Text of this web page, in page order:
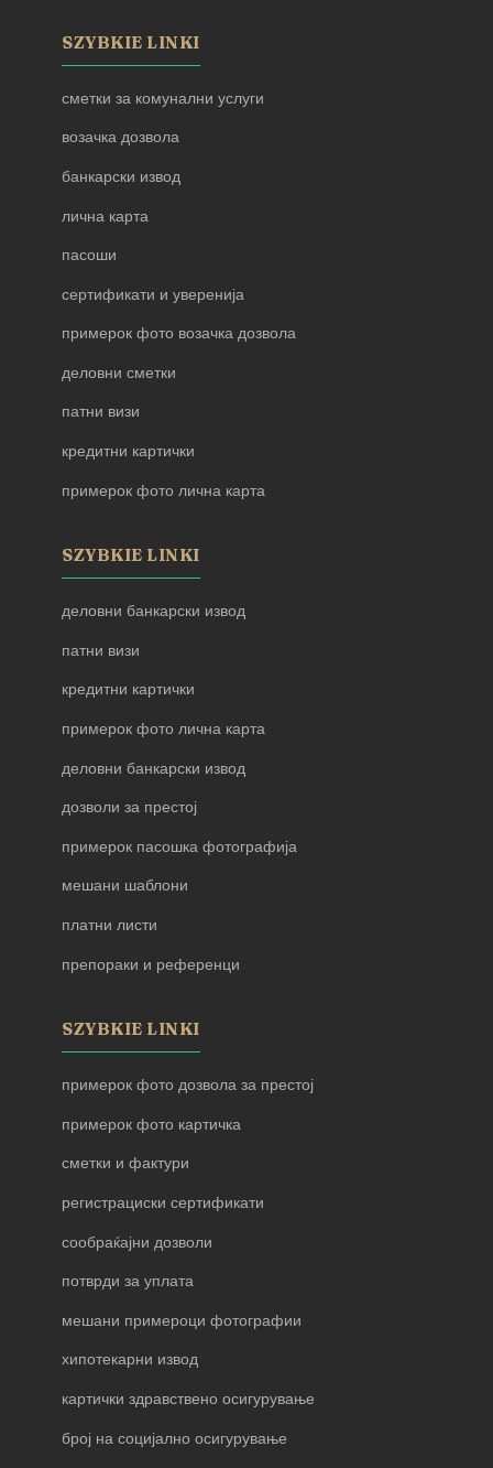
SZYBKIE LINKI
сметки за комунални услуги
возачка дозвола
банкарски извод
лична карта
пасоши
сертификати и уверенија
примерок фото возачка дозвола
деловни сметки
патни визи
кредитни картички
примерок фото лична карта
SZYBKIE LINKI
деловни банкарски извод
патни визи
кредитни картички
примерок фото лична карта
деловни банкарски извод
дозволи за престој
примерок пасошка фотографија
мешани шаблони
платни листи
препораки и референци
SZYBKIE LINKI
примерок фото дозвола за престој
примерок фото картичка
сметки и фактури
регистрациски сертификати
сообраќајни дозволи
потврди за уплата
мешани примероци фотографии
хипотекарни извод
картички здравствено осигурување
број на социјално осигурување